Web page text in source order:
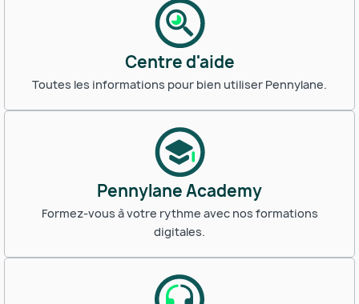
Centre d'aide
Toutes les informations pour bien utiliser Pennylane.
Pennylane Academy
Formez-vous à votre rythme avec nos formations
digitales.